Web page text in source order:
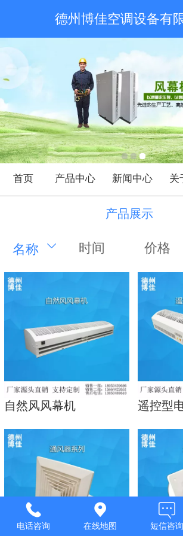
德州博佳空调设备有
首页 产品中心 新闻中心 关
产品展示
名称 时间 价格
自然风风幕机 遥控型
电话咨询 在线地图 短信咨询